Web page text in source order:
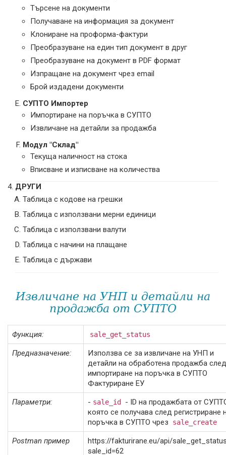
Търсене на документи
Получаване на информация за документ
Клониране на проформа-фактури
Преобразуване на един тип документ в друг
Преобразуване на документ в PDF формат
Изпращане на документ чрез email
Брой издадени документи
СУПТО Импортер
Импортиране на поръчка в СУПТО
Извличане на детайли за продажба
Модул "Склад"
Текуща наличност на стока
Вписване и изписване на количества
ДРУГИ
Таблица с кодове на грешки
Таблица с използвани мерни единици
Таблица с използвани валути
Таблица с начини на плащане
Таблица с държави
Извличане на УНП и детайли на
продажба от СУПТО
Функция: sale_get_status
Предназначение:
Използва се за извличане на УНП и
детайли на обработена продажба след
импортиране на поръчка в СУПТО
Фактуриране ЕУ
Параметри: - sale_id
- ID на продажбата от
която се получава след регистриране
поръчка в СУПТО чрез
sale_create
Postman пример
https://fakturirane.eu/api/
sale_id=62